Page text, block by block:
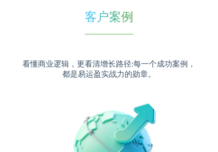
客户案例
看懂商业逻辑，更看清增长路径:每一个成功案例，
都是易运盈实战力的勋章。